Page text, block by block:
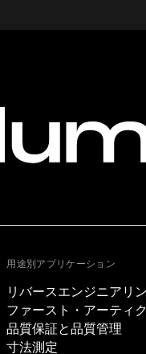
用途別アプリケーション
リバースエンジニアリ
ファースト・アーティ
品質保証と品質管理
寸法測定